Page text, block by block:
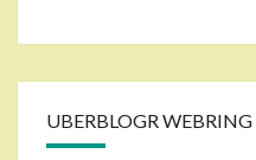
UBERBLOGR WEBRING